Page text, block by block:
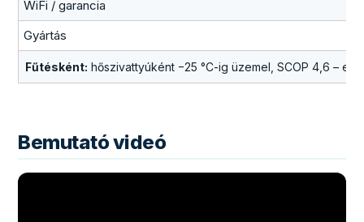
WiFi / garancia
Gyártás
Fűtésként: hőszivattyúként −25 °C-ig üzemel, SCOP 4,6 –
Bemutató videó